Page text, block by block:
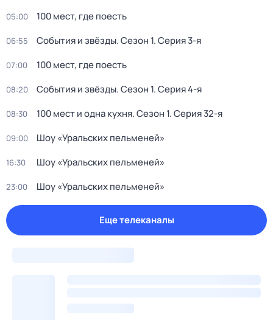
05:00 100 мест, где поесть
06:55 События и звёзды. Сезон 1. Серия 3-я
07:00 100 мест, где поесть
08:20 События и звёзды. Сезон 1. Серия 4-я
08:30 100 мест и одна кухня. Сезон 1. Серия 32-я
09:00 Шоу «Уральских пельменей»
16:30 Шоу «Уральских пельменей»
23:00 Шоу «Уральских пельменей»
Еще телеканалы